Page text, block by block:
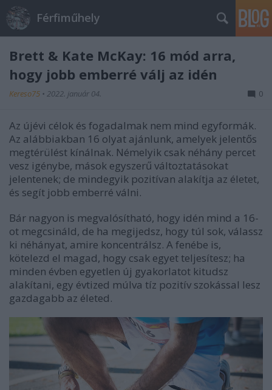
Férfiműhely
Brett & Kate McKay: 16 mód arra,
hogy jobb emberré válj az idén
Kereso75 • 2022. január 04. 0
Az újévi célok és fogadalmak nem mind egyformák.
Az alábbiakban 16 olyat ajánlunk, amelyek jelentős
megtérülést kínálnak. Némelyik csak néhány percet
vesz igénybe, mások egyszerű változtatásokat
jelentenek; de mindegyik pozitívan alakítja az életet,
és segít jobb emberré válni.
Bár nagyon is megvalósítható, hogy idén mind a 16-
ot megcsináld, de ha megijedsz, hogy túl sok, válassz
ki néhányat, amire koncentrálsz. A fenébe is,
kötelezd el magad, hogy csak egyet teljesítesz; ha
minden évben egyetlen új gyakorlatot kitudsz
alakítani, egy évtized múlva tíz pozitív szokással lesz
gazdagabb az életed.